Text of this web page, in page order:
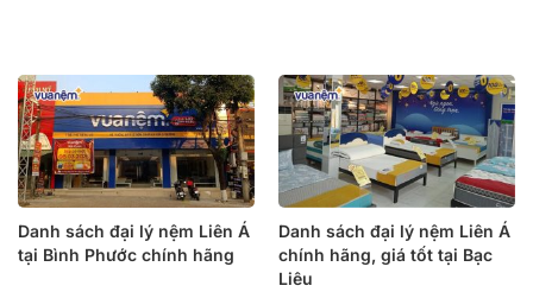
Danh sách đại lý nệm Liên Á
tại Bình Phước chính hãng
Danh sách đại lý nệm Liên Á
chính hãng, giá tốt tại Bạc
Liêu